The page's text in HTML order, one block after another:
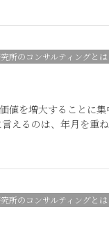
所のコンサルティングとは
値を増大することに集
えるのは、年月を重ね
所のコンサルティングとは